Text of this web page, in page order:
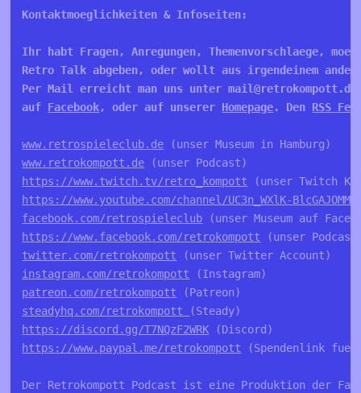
Kontaktmoeglichkeiten & Infoseiten:
Ihr habt Fragen, Anregungen, Themenvorschlaege,
Retro Talk abgeben, oder wollt aus irgendeinem
Per Mail erreicht man uns unter
auf Facebook, oder auf unserer Homepage. Den RSS
www.retrospieleclub.de
www.retrokompott.de
https://www.twitch.tv/retro_kompott
https://www.youtube.com/channel/UC3n_WXlK-
facebook.com/retrospieleclub
https://www.facebook.com/retrokompott
twitter.com/retrokompott
instagram.com/retrokompott
patreon.com/retrokompott
steadyhq.com/retrokompott
https://discord.gg/T7NQzF2WRK
https://www.paypal.me/retrokompott (Spendenlink
Der Retrokompott Podcast ist eine Produktion der